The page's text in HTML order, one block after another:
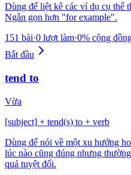
Dùng để liệt kê các ví dụ cụ thể
Ngắn gọn hơn "for example".
151 bài·0 lượt làm·0% cộng
Bắt đầu
tend to
Vừa
[subject] + tend(s) to + verb
Dùng để nói về một xu hướng
lúc nào cũng đúng nhưng
quá tuyệt đối.